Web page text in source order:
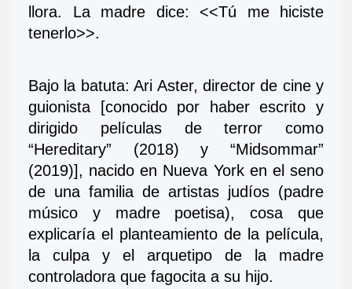
llora. La madre dice: <<Tú me hiciste
tenerlo>>.
Bajo la batuta: Ari Aster, director de cine y
guionista [conocido por haber escrito y
dirigido películas de terror como
“Hereditary” (2018) y “Midsommar”
(2019)], nacido en Nueva York en el seno
de una familia de artistas judíos (padre
músico y madre poetisa), cosa que
explicaría el planteamiento de la película,
la culpa y el arquetipo de la madre
controladora que fagocita a su hijo.